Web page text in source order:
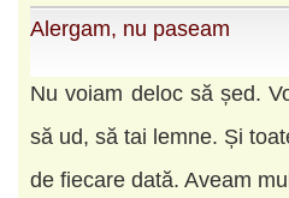
Alergam, nu paseam
Nu voiam deloc să șed.
să ud, să tai lemne. Și
de fiecare dată. Aveam